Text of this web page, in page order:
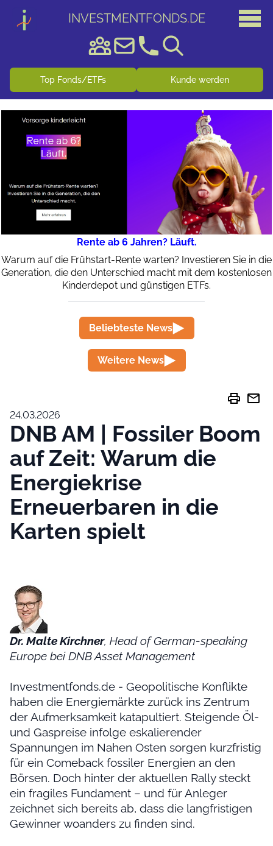
INVESTMENTFONDS.DE
Top Fonds/ETFs Kunde werden
Rente ab 6 Jahren? Läuft.
Warum auf die Frühstart-Rente warten? Investieren Sie in die
Generation, die den Unterschied macht mit dem kostenlosen
Kinderdepot und günstigen ETFs.
Beliebteste News
Weitere News
print mail
24.03.2026
DNB AM | Fossiler Boom
auf Zeit: Warum die
Energiekrise
Erneuerbaren in die
Karten spielt
Dr. Malte Kirchner, Head of German-speaking
Europe bei DNB Asset Management
Investmentfonds.de - Geopolitische Konflikte
haben die Energiemärkte zurück ins Zentrum
der Aufmerksamkeit katapultiert. Steigende Öl-
und Gaspreise infolge eskalierender
Spannungen im Nahen Osten sorgen kurzfristig
für ein Comeback fossiler Energien an den
Börsen. Doch hinter der aktuellen Rally steckt
ein fragiles Fundament – und für Anleger
zeichnet sich bereits ab, dass die langfristigen
Gewinner woanders zu finden sind.